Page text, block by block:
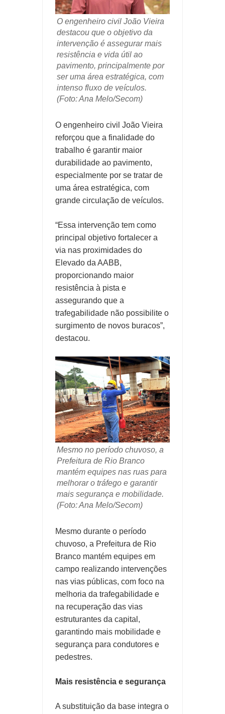
O engenheiro civil João Vieira
destacou que o objetivo da
intervenção é assegurar mais
resistência e vida útil ao
pavimento, principalmente por
ser uma área estratégica, com
intenso fluxo de veículos.
(Foto: Ana Melo/Secom)
O engenheiro civil João Vieira
reforçou que a finalidade do
trabalho é garantir maior
durabilidade ao pavimento,
especialmente por se tratar de
uma área estratégica, com
grande circulação de veículos.
“Essa intervenção tem como
principal objetivo fortalecer a
via nas proximidades do
Elevado da AABB,
proporcionando maior
resistência à pista e
assegurando que a
trafegabilidade não possibilite o
surgimento de novos buracos”,
destacou.
Mesmo no período chuvoso, a
Prefeitura de Rio Branco
mantém equipes nas ruas para
melhorar o tráfego e garantir
mais segurança e mobilidade.
(Foto: Ana Melo/Secom)
Mesmo durante o período
chuvoso, a Prefeitura de Rio
Branco mantém equipes em
campo realizando intervenções
nas vias públicas, com foco na
melhoria da trafegabilidade e
na recuperação das vias
estruturantes da capital,
garantindo mais mobilidade e
segurança para condutores e
pedestres.
Mais resistência e segurança
A substituição da base integra o